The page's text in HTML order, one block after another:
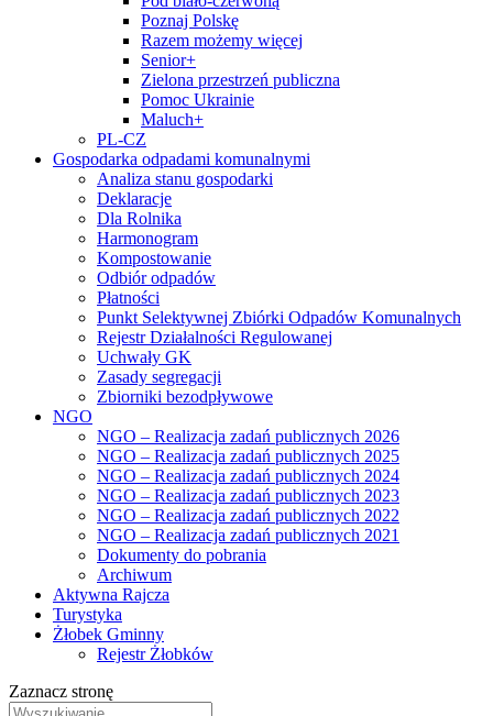
Poznaj Polskę
Razem możemy więcej
Senior+
Zielona przestrzeń publiczna
Pomoc Ukrainie
Maluch+
PL-CZ
Gospodarka odpadami komunalnymi
Analiza stanu gospodarki
Deklaracje
Dla Rolnika
Harmonogram
Kompostowanie
Odbiór odpadów
Płatności
Punkt Selektywnej Zbiórki Odpadów Komunalnych
Rejestr Działalności Regulowanej
Uchwały GK
Zasady segregacji
Zbiorniki bezodpływowe
NGO
NGO – Realizacja zadań publicznych 2026
NGO – Realizacja zadań publicznych 2025
NGO – Realizacja zadań publicznych 2024
NGO – Realizacja zadań publicznych 2023
NGO – Realizacja zadań publicznych 2022
NGO – Realizacja zadań publicznych 2021
Dokumenty do pobrania
Archiwum
Aktywna Rajcza
Turystyka
Żłobek Gminny
Rejestr Żłobków
Zaznacz stronę